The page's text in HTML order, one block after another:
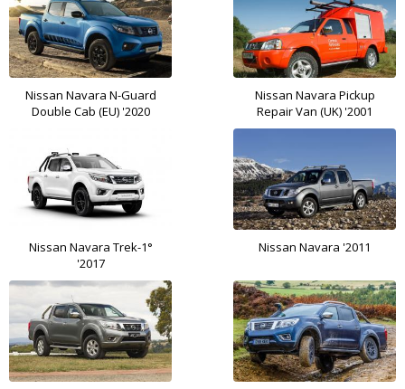
Nissan Navara N-Guard
Double Cab (EU) '2020
Nissan Navara Pickup
Repair Van (UK) '2001
Nissan Navara Trek-1°
'2017
Nissan Navara '2011